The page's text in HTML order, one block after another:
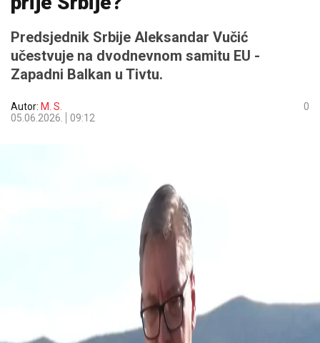
Predsjednik Srbije Aleksandar Vučić
učestvuje na dvodnevnom samitu EU -
Zapadni Balkan u Tivtu.
Autor: M. S.
05.06.2026.
09:12
0